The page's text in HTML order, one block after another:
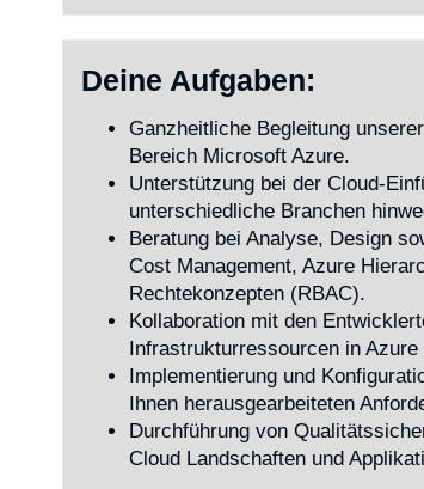
Deine Aufgaben:
Ganzheitliche Begleitung
Bereich Microsoft Azure.
Unterstützung bei der Cloud-
unterschiedliche Branchen
Beratung bei Analyse, Design
Cost Management, Azure
Rechtekonzepten (RBAC).
Kollaboration mit den
Infrastrukturressourcen in
Implementierung und
Ihnen herausgearbeiteten
Durchführung von
Cloud Landschaften und